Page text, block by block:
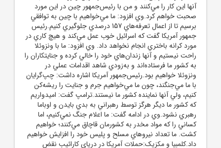
آنها اين کار را مي‌کنند و من با رئيس‌جمهور چين در اين مورد
صحبت خواهم کرد.وي افزود: ما مي‌خواهيم با چين به توافقي
برسيم تا از اعمال تعرفه‌هاي 157 درصدي جلوگيري کنيم.رئيس
جمهور آمريکا گفت که اسرائيل خوب عمل مي‌کند و هيچ کاري در
مورد کرانه باختري انجام نخواهد داد. وي افزود: ما با ونزوئلا
راحت نيستيم و آنها زندان‌هاي خود را خالي کرده و جنايتکاران را
به کشور ما فرستاده‌اند و به‌زودي شاهد اقدامات عملي در
ونزوئلا خواهيم بود.رئيس‌جمهور آمريکا اشاره داشت: چپ‌گرايان
با ما مي‌جنگند، چون ما مي‌خواهيم جرم و جنايت را ريشه‌کن
کنيم، ولي آنها نماينده کشور ما نيستند.ترامپ گفت: اميدواريم
که کشور ما ديگر هرگز توسط رهبراني به بدي بايدن و اوباما
رهبري نشود.وي در ادامه گفت: ما اعلام جنگ نمي‌کنيم، اما
کساني را که مواد مخدر به کشورمان قاچاق مي‌کنند؛ خواهيم
کشت. ما تعداد نيروهاي مسلح و پليس خود را افزايش خواهيم
داد.کلمبيا و مکزيک:حملات آمريکا در درياي کارائيب نقض